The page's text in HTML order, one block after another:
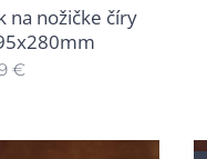
na nožičke číry
€